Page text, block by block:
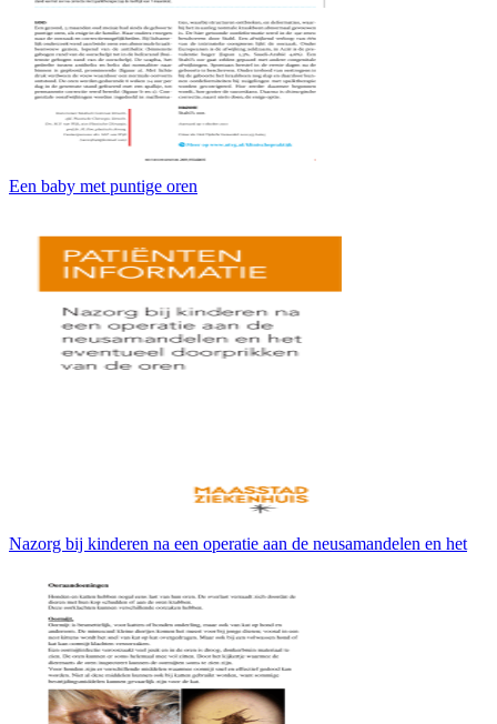
Een baby met puntige oren
Nazorg bij kinderen na een operatie aan de neusamandelen en het